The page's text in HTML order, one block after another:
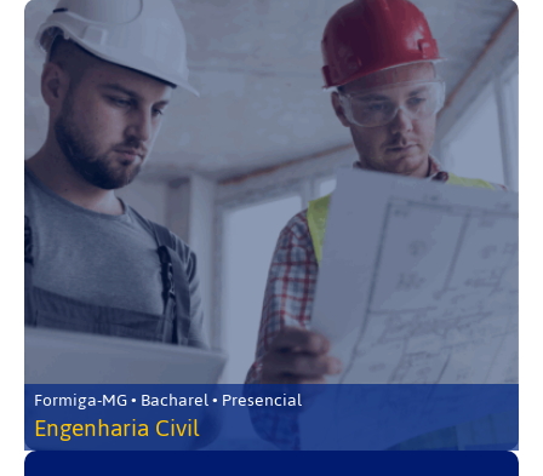
Formiga-MG • Bacharel • Presencial
Engenharia Civil